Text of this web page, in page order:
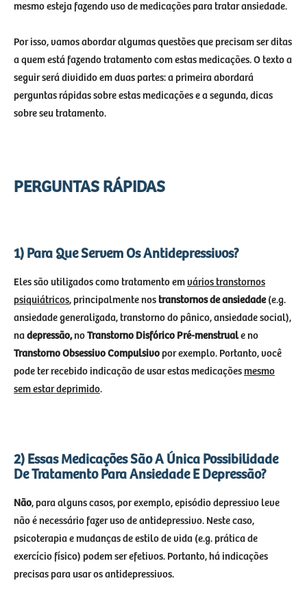
mesmo esteja fazendo uso de medicações para tratar ansiedade.
Por isso, vamos abordar algumas questões que precisam ser ditas
a quem está fazendo tratamento com estas medicações. O texto a
seguir será dividido em duas partes: a primeira abordará
perguntas rápidas sobre estas medicações e a segunda, dicas
sobre seu tratamento.
PERGUNTAS RÁPIDAS
1) Para Que Servem Os Antidepressivos?
Eles são utilizados como tratamento em vários transtornos
psiquiátricos, principalmente nos transtornos de ansiedade(e.g.
ansiedade generalizada, transtorno do pânico, ansiedade social),
nadepressão,noTranstorno Disfórico Pré-menstruale no
Transtorno Obsessivo Compulsivo por exemplo. Portanto, você
pode ter recebido indicação de usar estas medicaçõesmesmo
sem estar deprimido.
2) Essas Medicações São A Única Possibilidade
De Tratamento Para Ansiedade E Depressão?
Não, para alguns casos, por exemplo, episódio depressivo leve
não é necessário fazer uso de antidepressivo. Neste caso,
psicoterapia e mudanças de estilo de vida (e.g. prática de
exercício físico) podem ser efetivos. Portanto, há indicações
precisas para usar os antidepressivos.